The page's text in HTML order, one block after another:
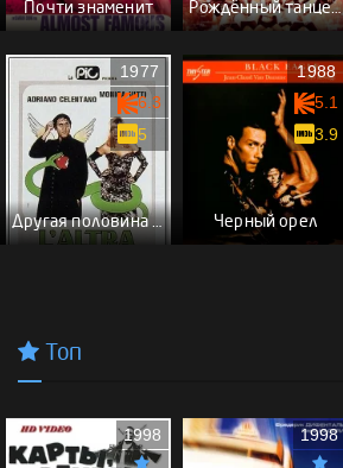
Почти знаменит Рождённый танцевать
Другая половина неба
1977
6.3
5
Черный орел
1988
5.1
3.9
Топ
1998 1998